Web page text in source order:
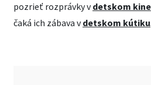
pozrieť rozprávky vdetskom kine
čaká ich zábava vdetskom kútiku.